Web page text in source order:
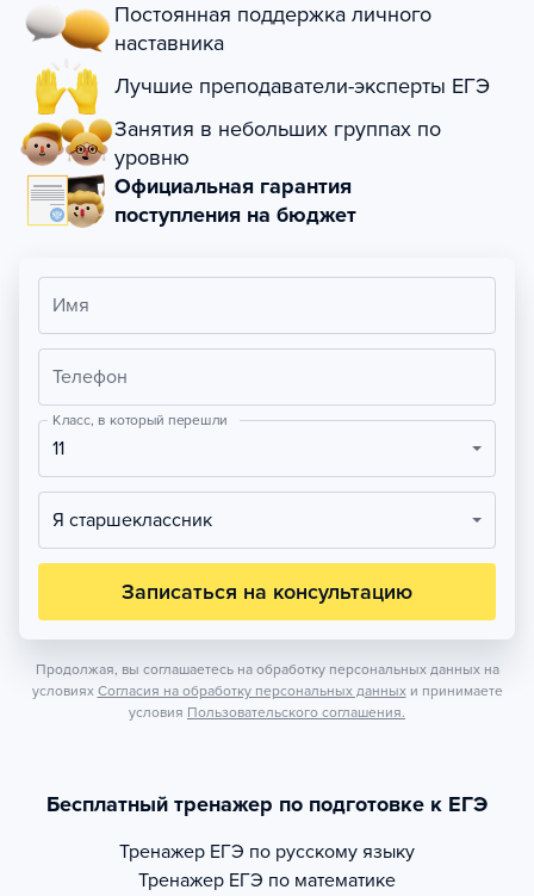
Постоянная поддержка личного
наставника
Лучшие преподаватели-эксперты ЕГЭ
Занятия в небольших группах по
уровню
Официальная гарантия
поступления на бюджет
Имя
Телефон
Класс, в который перешли
11
Я старшеклассник
Записаться на консультацию
Продолжая, вы соглашаетесь на обработку персональных данных на
условиях Согласия на обработку персональных данных и принимаете
условия Пользовательского соглашения.
Бесплатный тренажер по подготовке к ЕГЭ
Тренажер ЕГЭ по русскому языку
Тренажер ЕГЭ по математике